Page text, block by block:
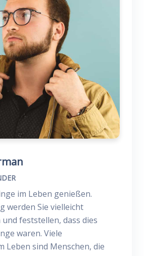
im Leben genießen.
werden Sie vielleicht
feststellen, dass dies
waren. Viele
Leben sind Menschen, die